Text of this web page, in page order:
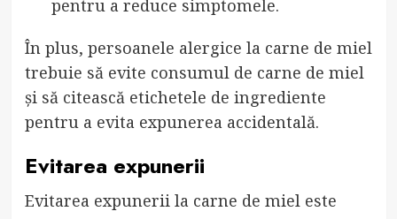
pentru a reduce simptomele.
În plus, persoanele alergice la carne de miel
trebuie să evite consumul de carne de miel
și să citească etichetele de ingrediente
pentru a evita expunerea accidentală.
Evitarea expunerii
Evitarea expunerii la carne de miel este